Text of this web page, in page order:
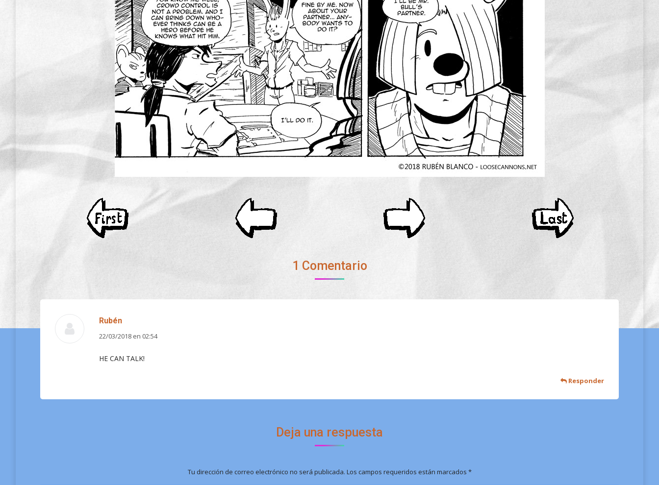
1 Comentario
Rubén
dice:
22/03/2018 en 02:54
HE CAN TALK!
Responder
Deja una respuesta
Tu dirección de correo electrónico no será publicada. Los campos requeridos están marcados *